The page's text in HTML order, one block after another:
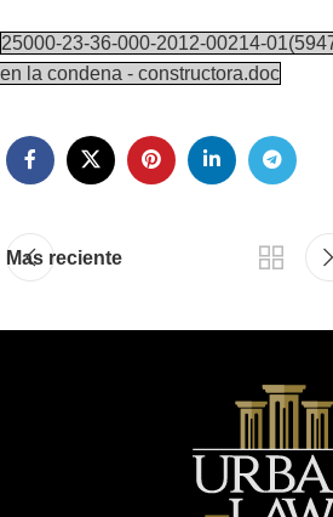
25000-23-36-000-2012-00214-
en la condena - constructora.doc
Mas reciente